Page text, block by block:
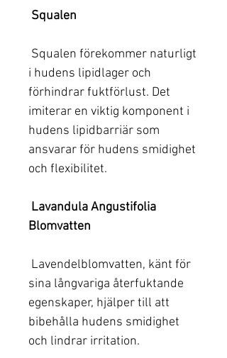
Squalen
Squalen förekommer naturligt
i hudens lipidlager och
förhindrar fuktförlust. Det
imiterar en viktig komponent i
hudens lipidbarriär som
ansvarar för hudens smidighet
och flexibilitet.
Lavandula Angustifolia
Blomvatten
Lavendelblomvatten, känt för
sina långvariga återfuktande
egenskaper, hjälper till att
bibehålla hudens smidighet
och lindrar irritation.